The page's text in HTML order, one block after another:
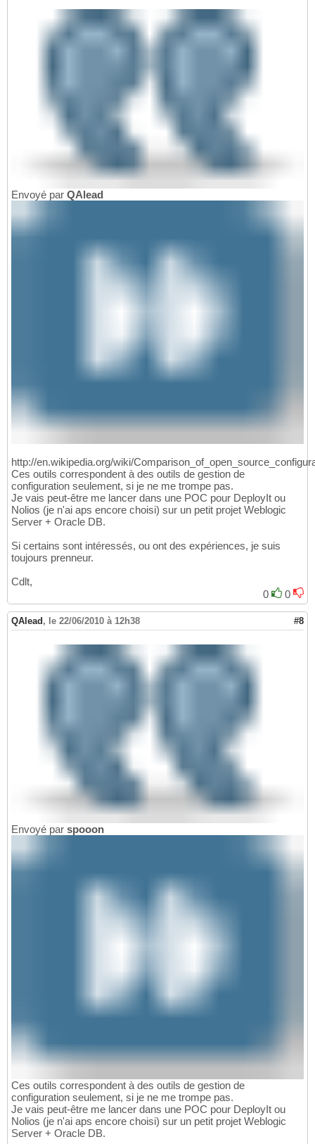
Envoyé par QAlead
http://en.wikipedia.org/wiki/
Ces outils correspondent à des outils de gestion de
configuration seulement, si je ne me trompe pas.
Je vais peut-être me lancer dans une POC pour DeployIt ou
Nolios (je n'ai aps encore choisi) sur un petit projet Weblogic
Server + Oracle DB.
Si certains sont intéressés, ou ont des expériences, je suis
toujours prenneur.
Cdlt,
0
0
QAlead , le 22/06/2010 à 12h38 #8
Envoyé par spooon
Ces outils correspondent à des outils de gestion de
configuration seulement, si je ne me trompe pas.
Je vais peut-être me lancer dans une POC pour DeployIt ou
Nolios (je n'ai aps encore choisi) sur un petit projet Weblogic
Server + Oracle DB.